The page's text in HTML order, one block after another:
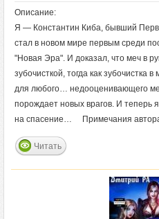
Описание:
Я — Константин Киба, бывший
стал в новом мире первым среди
"Новая Эра". И доказал, что меч в
зубочисткой, тогда как зубочистка
для любого… недооценивающего
порождает новых врагов. И теперь
на спасение… Примечания
Читать